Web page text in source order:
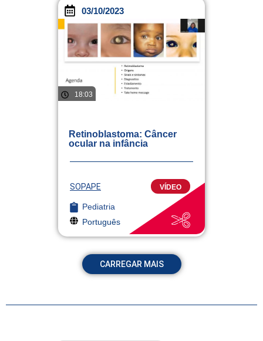
03/10/2023
18:03
Retinoblastoma: Câncer
ocular na infância
SOPAPE VÍDEO
Pediatria
Português
CARREGAR MAIS